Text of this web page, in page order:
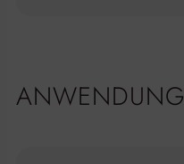
ANWENDUNG